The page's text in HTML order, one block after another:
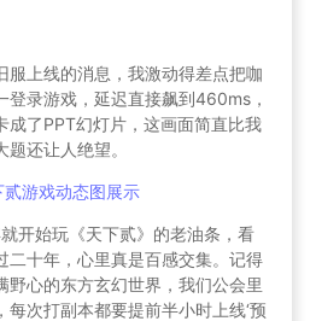
服上线的消息，我激动得差点把咖
录游戏，延迟直接飙到460ms，
成了PPT幻灯片，这画面简直比我
还让人绝望。
开始玩《天下贰》的老油条，看
二十年，心里真是百感交集。记得
野心的东方玄幻世界，我们公会里
次打副本都要提前半小时上线‘预